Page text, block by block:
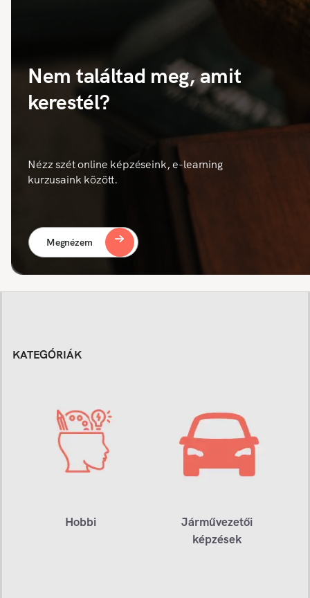
Nem találtad meg, amit
kerestél?
Nézz szét online képzéseink, e-learning
kurzusaink között.
Megnézem
KATEGÓRIÁK
Hobbi
Járművezetői
képzések